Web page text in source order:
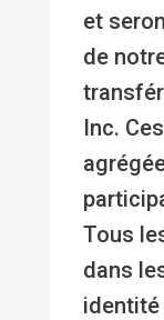
et
de
Inc.
Tous
dans
identité